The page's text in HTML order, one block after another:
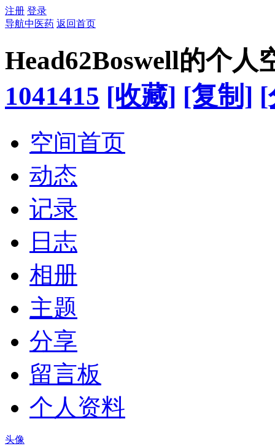
注册 登录
导航中医药 返回首页
Head62Boswell的个人
1041415 [收藏] [复制] [
空间首页
动态
记录
日志
相册
主题
分享
留言板
个人资料
头像